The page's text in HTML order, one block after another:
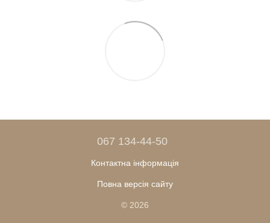
067 134-44-50
Контактна інформація
Повна версія сайту
© 2026